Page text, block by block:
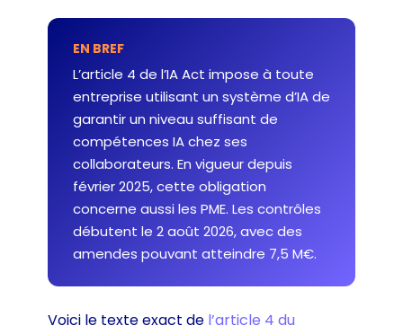
EN BREF
L’article 4 de l’IA Act impose à toute
entreprise utilisant un système d’IA de
garantir un niveau suffisant de
compétences IA chez ses
collaborateurs. En vigueur depuis
février 2025, cette obligation
concerne aussi les PME. Les contrôles
débutent le 2 août 2026, avec des
amendes pouvant atteindre 7,5 M€.
Voici le texte exact de l’article 4 du